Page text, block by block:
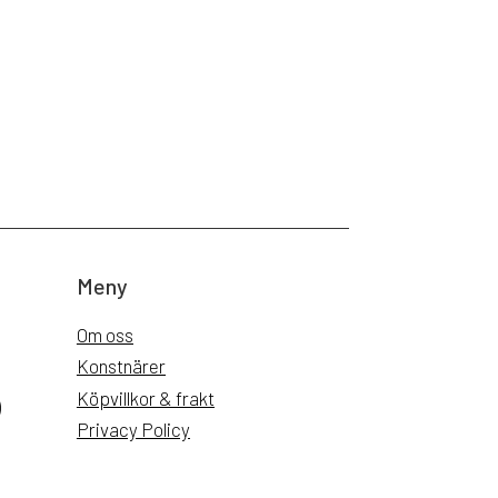
Meny
Om oss
Konstnärer
Köpvillkor & frakt
Privacy Policy